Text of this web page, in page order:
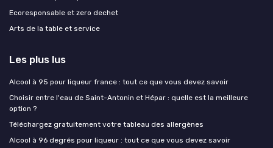
Ecoresponsable et zero dechet
Arts de la table et service
Les plus lus
Alcool à 95 pour liqueur france : tout ce que vous devez savoir
Choisir entre l'eau de Saint-Antonin et Hépar : quelle est la meilleure
option ?
Téléchargez gratuitement votre tableau des allergènes
Alcool à 96 degrés pour liqueur : tout ce que vous devez savoir